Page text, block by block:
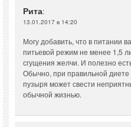
Рита:
13.01.2017 в 14:20
Могу добавить, что в питании
питьевой режим не менее 1,5
сгущения желчи. И полезно
Обычно, при правильной диете
пузыря может свести
обычной жизнью.